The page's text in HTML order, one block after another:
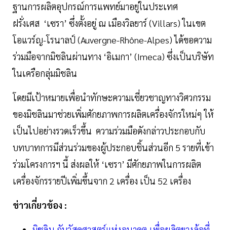
ฐานการผลิตอุปกรณ์การแพทย์มาอยู่ในประเทศ
ฝรั่งเศส ‘เซรา’ ซึ่งตั้งอยู่ ณ เมืองวิลยาร์ (Villars) ในเขต
โอแวร์ญ-โรนาลป์ (Auvergne-Rhône-Alpes) ได้ขอความ
ร่วมมือจากมิชลินผ่านทาง ‘อิเมกา’ (Imeca) ซึ่งเป็นบริษัท
ในเครือกลุ่มมิชลิน
โดยมีเป้าหมายเพื่อนำทักษะความเชี่ยวชาญทางวิศวกรรม
ของมิชลินมาช่วยเพิ่มศักยภาพการผลิตเครื่องจักรใหม่ๆ ให้
เป็นไปอย่างรวดเร็วขึ้น ความร่วมมือดังกล่าวประกอบกับ
บทบาทการมีส่วนร่วมของผู้ประกอบชิ้นส่วนอีก 5 รายที่เข้า
ร่วมโครงการฯ นี้ ส่งผลให้ ‘เซรา’ มีศักยภาพในการผลิต
เครื่องจักรรายปีเพิ่มขึ้นจาก 2 เครื่อง เป็น 52 เครื่อง
ข่าวเกี่ยวข้อง :